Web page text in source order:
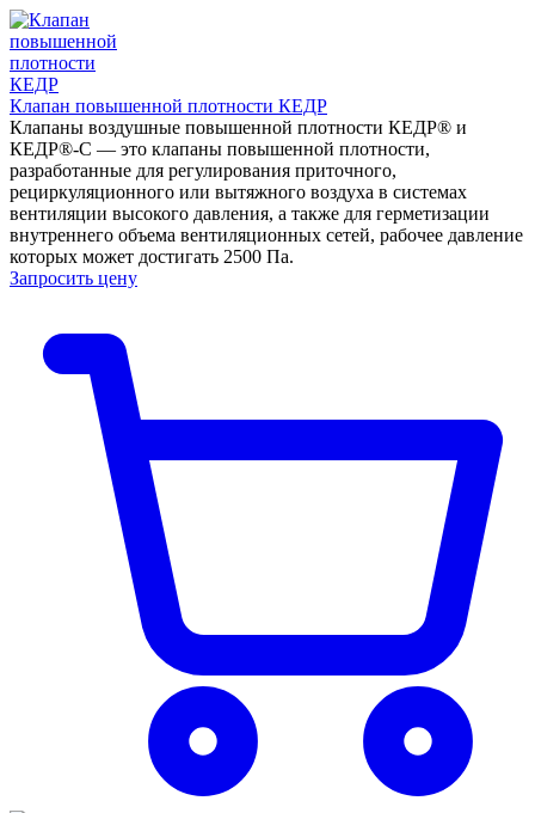
Клапан повышенной плотности КЕДР
Клапаны воздушные повышенной плотности КЕДР® и
КЕДР®-С — это клапаны повышенной плотности,
разработанные для регулирования приточного,
рециркуляционного или вытяжного воздуха в системах
вентиляции высокого давления, а также для герметизации
внутреннего объема вентиляционных сетей, рабочее давление
которых может достигать 2500 Па.
Запросить цену